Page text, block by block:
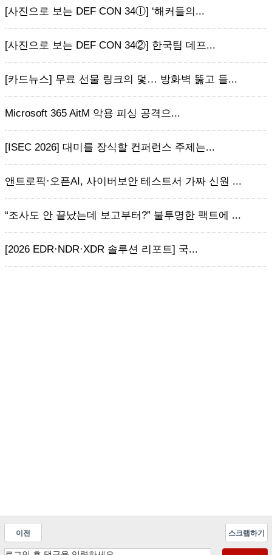
[사진으로 보는 DEF CON 34ⓛ] ‘해커들의...
[사진으로 보는 DEF CON 34②] 한국팀 데프...
[카드뉴스] 무료 선물 링크의 덫… 방화벽 뚫고 들...
Microsoft 365 AitM 악용 피싱 공격으...
[ISEC 2026] 대미를 장식할 컨퍼런스 주제는...
앤트로픽·오픈AI, 사이버보안 테스트서 가짜 신원 ...
“조사도 안 끝났는데 보고부터?” 불투명한 팩트에 ...
[2026 EDR·NDR·XDR 솔루션 리포트] 국...
이전 스크랩하기